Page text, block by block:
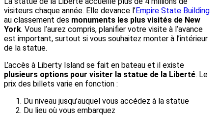
visiteurs chaque année. Elle devance l’Empire State Building
au classement des monuments les plus visités de New
York. Vous l’aurez compris, planifier votre visite à l’avance
est important, surtout si vous souhaitez monter à l’intérieur
de la statue.
L’accès à Liberty Island se fait en bateau et il existe
plusieurs options pour visiter la statue de la Liberté. Le
prix des billets varie en fonction :
Du niveau jusqu’auquel vous accédez à la statue
Du lieu où vous embarquez